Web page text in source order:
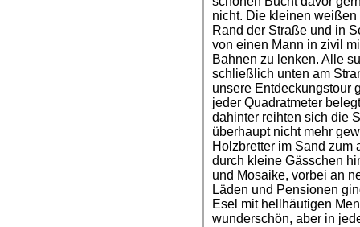
nicht. Die kleinen
Rand der Straße und in
von einen Mann in zivil
Bahnen zu lenken. Alle
schließlich unten am
unsere Entdeckungstour
jeder Quadratmeter
dahinter reihten sich die
überhaupt nicht mehr
Holzbretter im Sand zum
durch kleine Gässchen
und Mosaike, vorbei an
Läden und Pensionen
Esel mit hellhäutigen
wunderschön, aber in